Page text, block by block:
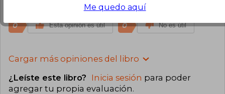
también perdí el amor de mi vida.
0 Esta opinión es útil 0 No es útil
Cargar más opiniones del libro
¿Leíste este libro? Inicia sesión para poder
agregar tu propia evaluación.
Me quedo aquí